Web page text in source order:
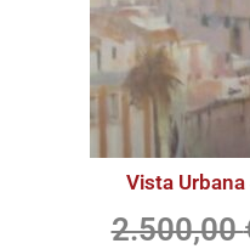
Vista
2.500,00